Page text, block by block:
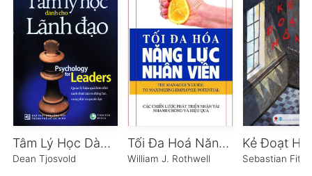
Tâm Lý Học Dành Cho Lãnh Đạo
Dean Tjosvold
Tối Đa Hoá Năng Lực Nhân Viên
William J. Rothwell
Kẻ Đoạt
Sebastian